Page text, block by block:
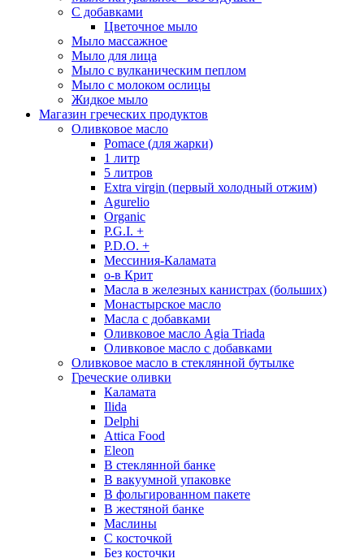
С добавками
Цветочное мыло
Мыло массажное
Мыло для лица
Мыло с вулканическим пеплом
Мыло с молоком ослицы
Жидкое мыло
Магазин греческих продуктов
Оливковое масло
Pomace (для жарки)
1 литр
5 литров
Extra virgin (первый холодный отжим)
Agurelio
Organic
P.G.I. +
P.D.O. +
Мессиния-Каламата
о-в Крит
Масла в железных канистрах (больших)
Монастырское масло
Масла с добавками
Оливковое масло Agia Triada
Оливковое масло с добавками
Оливковое масло в стеклянной бутылке
Греческие оливки
Каламата
Ilida
Delphi
Attica Food
Eleon
В стеклянной банке
В вакуумной упаковке
В фольгированном пакете
В жестяной банке
Маслины
С косточкой
Без косточки